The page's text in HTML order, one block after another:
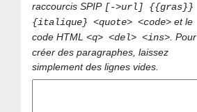
raccourcis SPIP [->url] {{gras}}
{italique} <quote> <code> et le
code HTML<q> <del> <ins>. Pour
créer des paragraphes, laissez
simplement des lignes vides.